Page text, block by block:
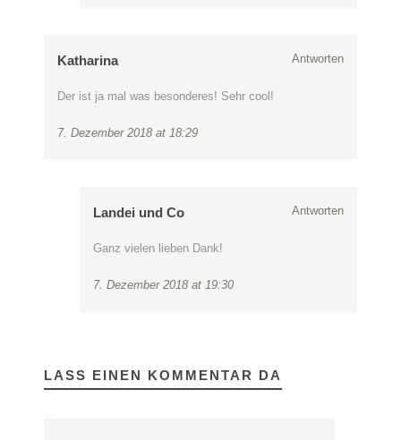
Katharina Antworten
Der ist ja mal was besonderes! Sehr cool!
7. Dezember 2018 at 18:29
Landei und Co Antworten
Ganz vielen lieben Dank!
7. Dezember 2018 at 19:30
LASS EINEN KOMMENTAR DA